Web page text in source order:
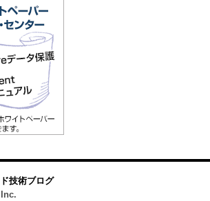
技術ブログ